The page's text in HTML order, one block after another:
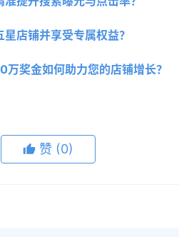
店铺并享受专属权益？
奖金如何助力您的店铺增长？
赞 (0)